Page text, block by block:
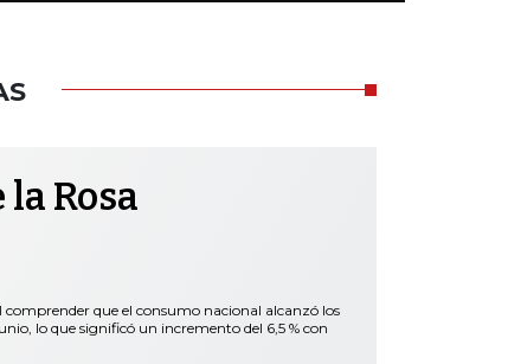
Rosa
que el consumo nacional alcanzó los
lo que significó un incremento del 6,5 % con